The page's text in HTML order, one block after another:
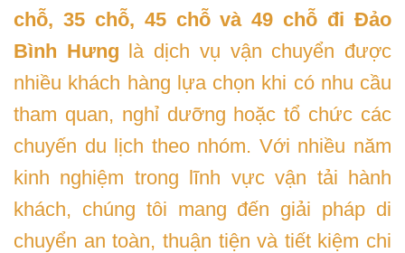
chỗ, 35 chỗ, 45 chỗ và 49 chỗ đi Đảo
Bình Hưng là dịch vụ vận chuyển được
nhiều khách hàng lựa chọn khi có nhu cầu
tham quan, nghỉ dưỡng hoặc tổ chức các
chuyến du lịch theo nhóm. Với nhiều năm
kinh nghiệm trong lĩnh vực vận tải hành
khách, chúng tôi mang đến giải pháp di
chuyển an toàn, thuận tiện và tiết kiệm chi